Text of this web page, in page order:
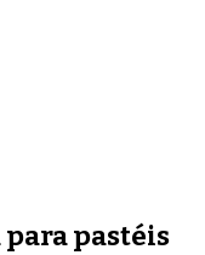
para pastéis